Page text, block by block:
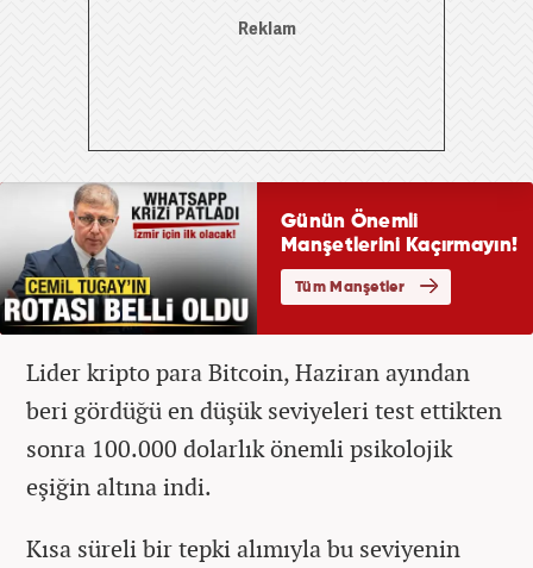
Lider kripto para Bitcoin, Haziran ayından
beri gördüğü en düşük seviyeleri test ettikten
sonra 100.000 dolarlık önemli psikolojik
eşiğin altına indi.
Kısa süreli bir tepki alımıyla bu seviyenin